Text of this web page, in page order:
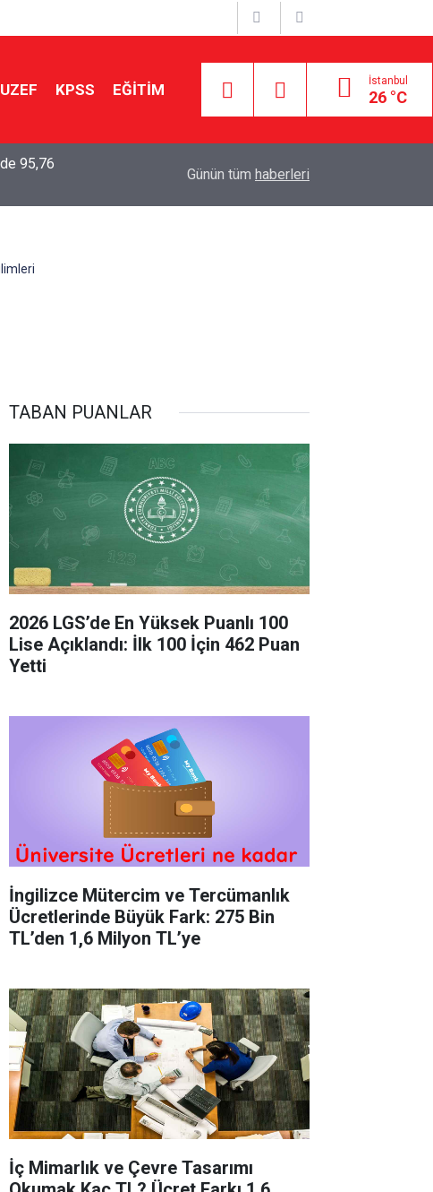
KPSS EĞİTİM İstanbul
26 °C
95,76
Tercihine Yerleşti
Günün tüm haberleri
TABAN PUANLAR
2026 LGS’de En Yüksek Puanlı 100
Lise Açıklandı: İlk 100 İçin 462 Puan
Yetti
İngilizce Mütercim ve Tercümanlık
Ücretlerinde Büyük Fark: 275 Bin
TL’den 1,6 Milyon TL’ye
İç Mimarlık ve Çevre Tasarımı